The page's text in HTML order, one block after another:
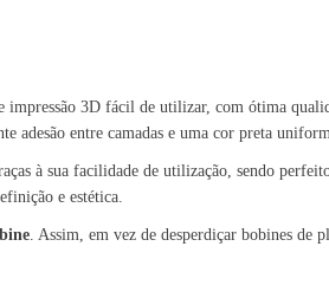
3D fácil de utilizar, com ótima
adesão entre camadas e uma cor preta
à sua facilidade de utilização, sendo
e estética.
. Assim, em vez de desperdiçar bobines